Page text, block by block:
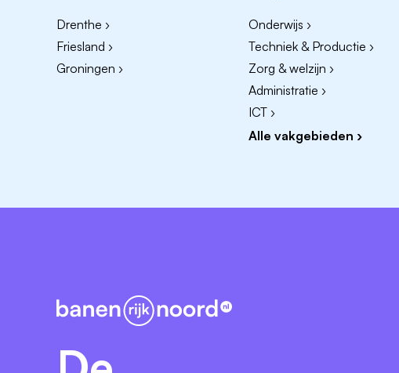
Drenthe ›
Friesland ›
Groningen ›
Onderwijs ›
Techniek & Productie ›
Zorg & welzijn ›
Administratie ›
ICT ›
Alle vakgebieden ›